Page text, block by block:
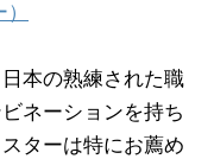
本の熟練された職
ネーションを持ち
ターは特にお薦め